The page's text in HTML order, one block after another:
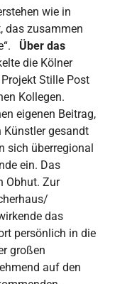
wie in
das zusammen
Über das
die Kölner
Stille Post
Kollegen.
eigenen Beitrag,
Künstler gesandt
sich überregional
ein. Das
Obhut. Zur
das
persönlich in die
großen
auf den